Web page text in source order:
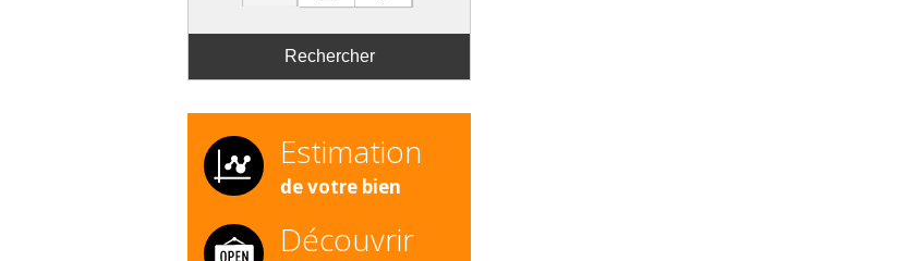
Estimation
de votre bien
Découvrir